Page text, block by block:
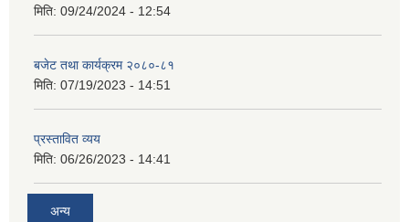
मिति: 09/24/2024 - 12:54
बजेट तथा कार्यक्रम २०८०-८१
मिति: 07/19/2023 - 14:51
प्रस्तावित व्यय
मिति: 06/26/2023 - 14:41
अन्य